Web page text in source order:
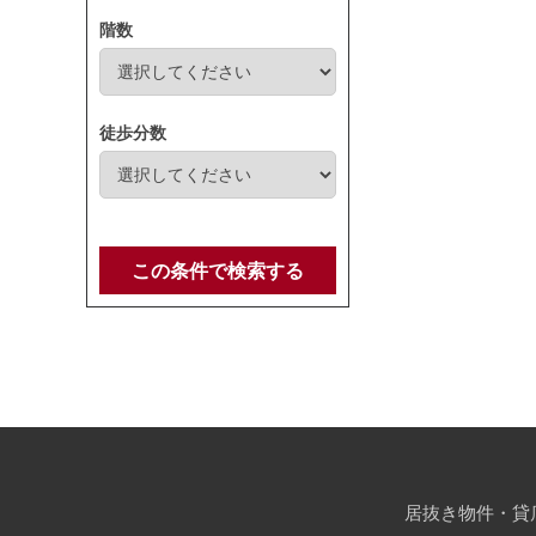
階数
徒歩分数
この条件で検索する
居抜き物件・貸